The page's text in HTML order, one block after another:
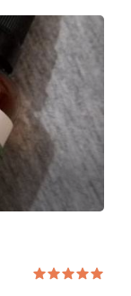
не дает
травяной
на любое